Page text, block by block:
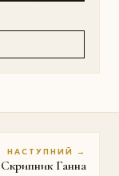
НАСТУПНИЙ →
Скрипник Ганна